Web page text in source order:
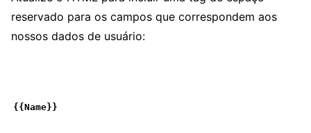
reservado para os campos que correspondem aos
nossos dados de usuário:
{{Name}}